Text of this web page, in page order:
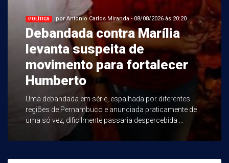
POLÍTICA por Antonio Carlos Miranda - 08/08/2026 às 20:20
Debandada contra Marília
levanta suspeita de
movimento para fortalecer
Humberto
Uma debandada em série, espalhada por diferentes
regiões de Pernambuco e anunciada praticamente de
uma só vez, dificilmente passaria despercebida ...